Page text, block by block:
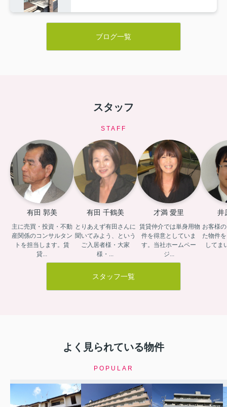
ブログ一覧
スタッフ
STAFF
有田 郭美
主に売買・投資・不動
産関係のコンサルタン
トを担当します。賃
貸...
有田 千鶴美
とりあえず有田さんに
聞いてみよう、という
ご入居者様・大家
様・...
才満 愛里
件を得意としていま
す。当社ホームペー
ジ...
井
お客様
た物件
してま
スタッフ一覧
よく見られている物件
POPULAR